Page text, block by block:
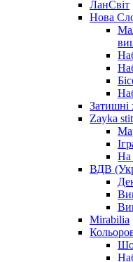
ЛанСвіт
Нова
Затишні
Zayka
На
ВДВ
Mirabilia